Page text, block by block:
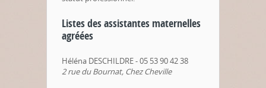
Listes des assistantes maternelles
agréées
Héléna DESCHILDRE - 05 53 90 42 38
2 rue du Bournat, Chez Cheville